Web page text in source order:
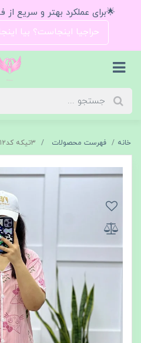
🌟برای عملکرد بهتر و سریع از
حراجیا اینجاست؟ بیا
خانه فهرست محصولات ۳تیکه کد۳۰۱۲